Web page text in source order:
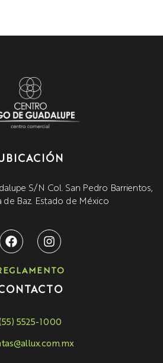
S/N Col. San Pedro Barrientos,
de Baz. Estado de México
5525-1000